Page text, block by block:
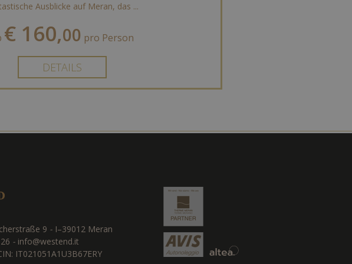
Ausblicke auf Meran, das ...
€ 160,00 pro Person
DETAILS
9 - I–39012 Meran
- info@westend.it
IT021051A1U3B67ERY